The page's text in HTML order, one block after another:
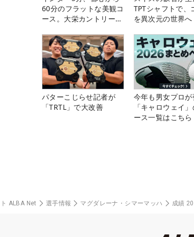
60分のフラットな美観コ
ース。大栄カントリー俱
TPTシャフトで、
を異次元の世界へ
パターこじらせ記者が
「TRTL」で大改善
今年も男女プロが
「キャロウェイ」
ース一覧はこちら
ALBA Net 選手情報 マグダレーナ・シマーマッハ 成績